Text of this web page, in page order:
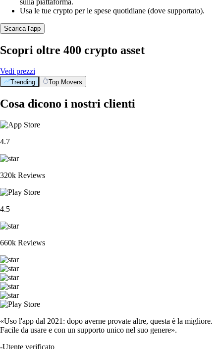
sulla piattaforma.
Usa le tue crypto per le spese quotidiane (dove supportato).
Scarica l'app
Scopri oltre 400 crypto asset
Vedi prezzi
Trending Top Movers
Cosa dicono i nostri clienti
4.7
320k Reviews
4.5
660k Reviews
«Uso l'app dal 2021: dopo averne provate altre, questa è la migliore.
Facile da usare e con un supporto unico nel suo genere».
-Utente verificato